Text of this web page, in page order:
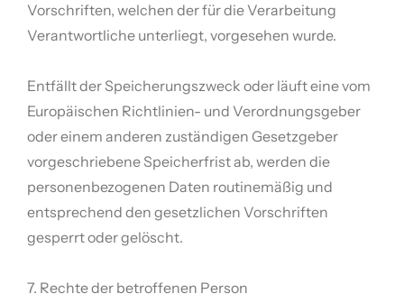
Vorschriften, welchen der für die Verarbeitung
Verantwortliche unterliegt, vorgesehen wurde.
Entfällt der Speicherungszweck oder läuft eine vom
Europäischen Richtlinien- und Verordnungsgeber
oder einem anderen zuständigen Gesetzgeber
vorgeschriebene Speicherfrist ab, werden die
personenbezogenen Daten routinemäßig und
entsprechend den gesetzlichen Vorschriften
gesperrt oder gelöscht.
7. Rechte der betroffenen Person